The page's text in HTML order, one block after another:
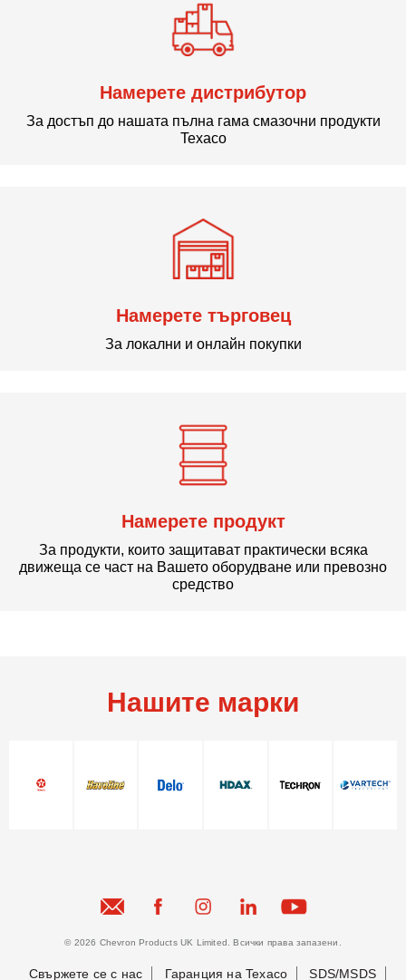
Намерете дистрибутор
За достъп до нашата пълна гама смазочни продукти
Texaco
Намерете търговец
За локални и онлайн покупки
Намерете продукт
За продукти, които защитават практически всяка
движеща се част на Вашето оборудване или превозно
средство
Нашите марки
© 2026 Chevron Products UK Limited. Всички права запазени.
Свържете се с нас Гаранция на Texaco SDS/MSDS